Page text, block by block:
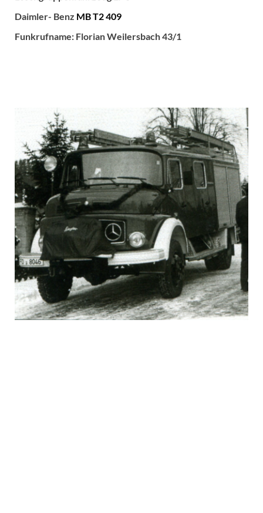
Daimler- Benz MB T2 409
Funkrufname: Florian Weilersbach 43/1